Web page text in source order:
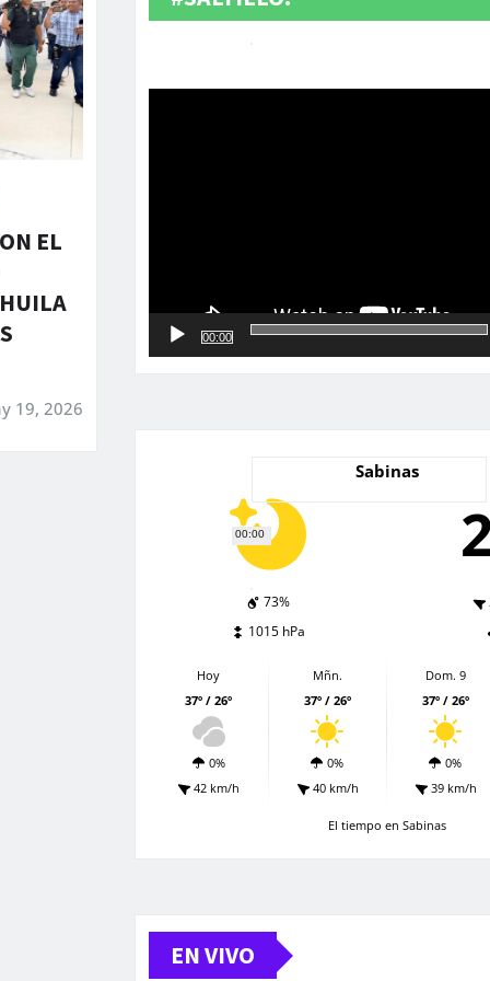
EL
19, 2026
00:00
00:00
Sabinas
73%
1015 hPa
Hoy
37º / 26º
0%
42 km/h
Mñn.
37º / 26º
0%
40 km/h
Dom. 9
37º / 26º
0%
39 km/h
El tiempo en Sabinas
EN VIVO